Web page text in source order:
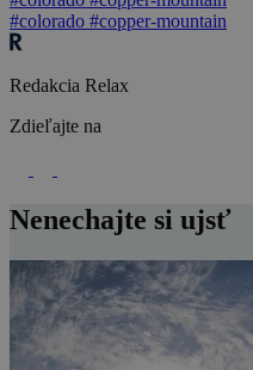
#colorado #copper-mountain
Redakcia Relax
Zdieľajte na
Nenechajte si ujsť